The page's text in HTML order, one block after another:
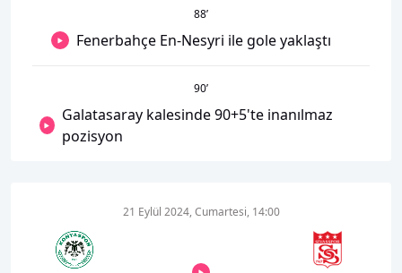
88’
Fenerbahçe En-Nesyri ile gole yaklaştı
90’
Galatasaray kalesinde 90+5'te inanılmaz
pozisyon
21 Eylül 2024, Cumartesi, 14:00